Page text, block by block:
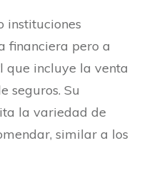
instituciones
financiera pero a
que incluye la venta
seguros. Su
la variedad de
similar a los